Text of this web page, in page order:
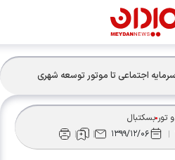
اجتماعی تا موتور توسعه شهری
بسکتبال
۱۳۹۹/۱۲/۰۶